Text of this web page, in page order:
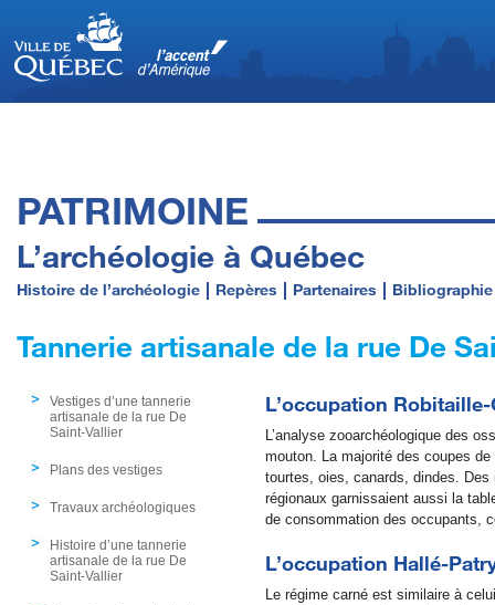
PATRIMOINE
L’archéologie à Québec
Histoire de l’archéologie Repères Partenaires Bibliographie
Tannerie artisanale de la rue De
Vestiges d’une tannerie
artisanale de la rue De
Saint-Vallier
Plans des vestiges
Travaux archéologiques
Histoire d’une tannerie
artisanale de la rue De
Saint-Vallier
L’occupation Robitaille-
L’analyse zooarchéologique des
mouton. La majorité des coupes
tourtes, oies, canards, dindes. Des
régionaux garnissaient aussi la
de consommation des occupants,
L’occupation Hallé-
Le régime carné est similaire à